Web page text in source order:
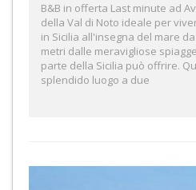
B&B in offerta Last minute ad
della Val di Noto ideale per
in Sicilia all'insegna del mare
metri dalle meravigliose
parte della Sicilia può offrire.
splendido luogo a due